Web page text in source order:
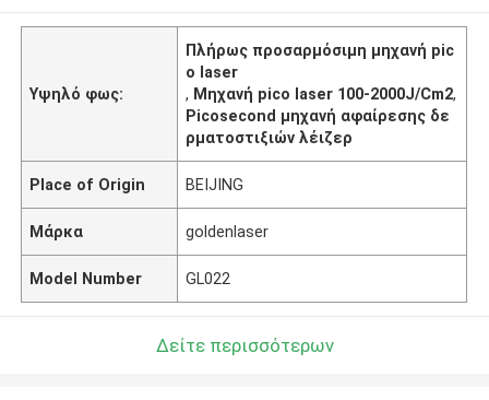
Υψηλό φως:
Πλήρως προσαρμόσιμη μηχανή pic
o laser
, Μηχανή pico laser 100-2000J/Cm2,
Picosecond μηχανή αφαίρεσης δε
ρματοστιξιών λέιζερ
Place of Origin BEIJING
Μάρκα goldenlaser
Model Number GL022
Δείτε περισσότερων